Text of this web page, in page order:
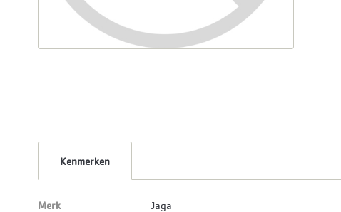
Kenmerken
Merk
Jaga